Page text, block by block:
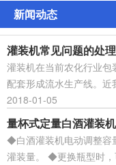
新闻动态
灌装机常见问题的处
灌装机在当前农化行业
配套形成流水生产线。近
2018-01-05
量杯式定量白酒灌装机
◆白酒灌装机电动调整容
灌装量。 ◆更换瓶型时